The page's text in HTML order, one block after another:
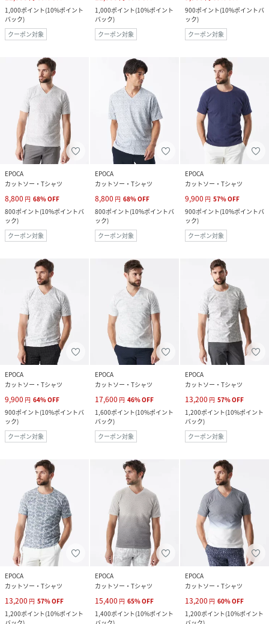
1,000ポイント(10%ポイント
バック)
クーポン対象
1,000ポイント(10%ポイント
バック)
クーポン対象
900ポイント(10%ポイントバ
ック)
クーポン対象
EPOCA
カットソー・Tシャツ
8,800 円 68%OFF
800ポイント(10%ポイントバ
ック)
クーポン対象
EPOCA
カットソー・Tシャツ
8,800 円 68%OFF
800ポイント(10%ポイントバ
ック)
クーポン対象
EPOCA
カットソー・Tシャツ
9,900 円 57%OFF
900ポイント(10%ポイントバ
ック)
クーポン対象
EPOCA
カットソー・Tシャツ
9,900 円 64%OFF
900ポイント(10%ポイントバ
ック)
クーポン対象
EPOCA
カットソー・Tシャツ
17,600 円 46%OFF
1,600ポイント(10%ポイント
バック)
クーポン対象
EPOCA
カットソー・Tシャツ
13,200 円 57%OFF
1,200ポイント(10%ポイント
バック)
クーポン対象
EPOCA
カットソー・Tシャツ
13,200 円 57%OFF
1,200ポイント(10%ポイント
EPOCA
カットソー・Tシャツ
15,400 円 65%OFF
1,400ポイント(10%ポイント
EPOCA
カットソー・Tシャツ
13,200 円 60%OFF
1,200ポイント(10%ポイント